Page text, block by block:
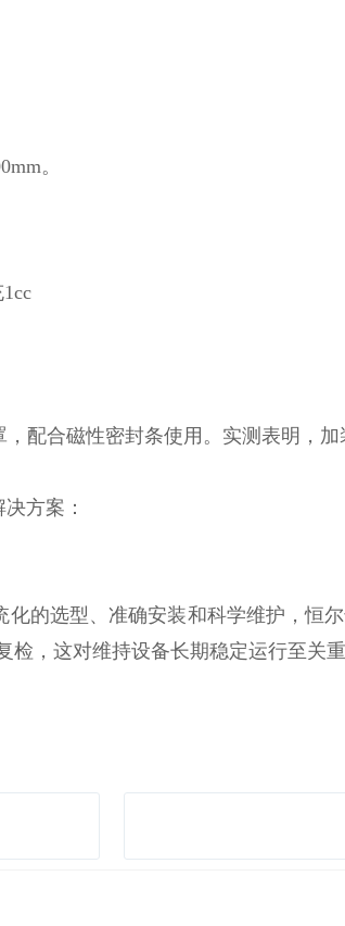
。
配合磁性密封条使用。实测表明，加
方案：
的选型、准确安装和科学维护，恒
检，这对维持设备长期稳定运行至关